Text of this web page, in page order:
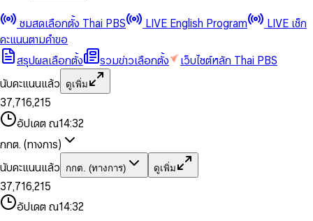
ชมสดเลือกตั้ง Thai PBS LIVE English Program
LIVE เช็ก
คะแนนตามคำขอ
สรุปผลเลือกตั้ง
รวมข่าวเลือกตั้ง
เว็บไซต์หลัก Thai PBS
นับคะแนนแล้ว
ดูเพิ่ม
0
1
2
3
4
5
6
8
9
0
1
2
3
4
5
6
7
8
9
,
0
1
2
4
6
7
8
9
0
1
2
3
4
5
6
7
8
9
0
1
3
5
6
7
8
9
,
1
2
4
5
7
8
9
0
1
3
4
6
7
8
9
0
2
3
4
5
7
8
อัปเดต ณ14:32
กกต. (ทางการ)
นับคะแนนแล้ว
กกต. (ทางการ) ดูเพิ่ม
0
1
2
3
4
5
0
1
2
4
5
6
7
8
9
,
0
1
2
4
6
7
8
9
0
1
2
3
0
1
3
5
6
7
8
,
1
2
4
0
1
3
0
2
3
4
5
7
อัปเดต ณ14:32